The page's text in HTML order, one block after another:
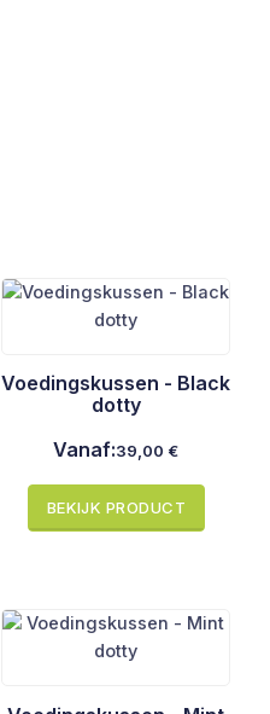
Voedingskussen - Black
dotty
Vanaf:39,00 €
BEKIJK PRODUCT